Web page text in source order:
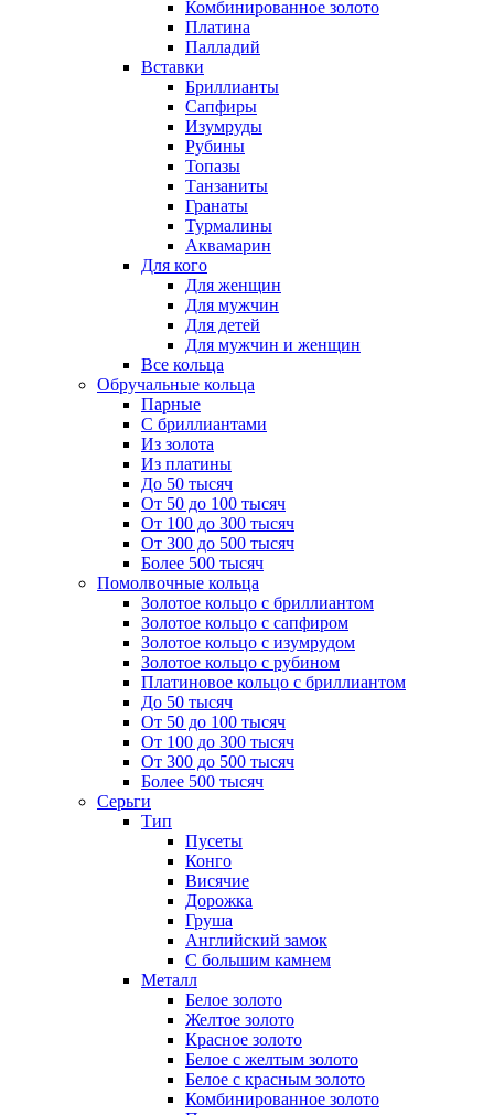
Комбинированное золото
Платина
Палладий
Вставки
Бриллианты
Сапфиры
Изумруды
Рубины
Топазы
Танзаниты
Гранаты
Турмалины
Аквамарин
Для кого
Для женщин
Для мужчин
Для детей
Для мужчин и женщин
Все кольца
Обручальные кольца
Парные
С бриллиантами
Из золота
Из платины
До 50 тысяч
От 50 до 100 тысяч
От 100 до 300 тысяч
От 300 до 500 тысяч
Более 500 тысяч
Помолвочные кольца
Золотое кольцо с бриллиантом
Золотое кольцо с сапфиром
Золотое кольцо с изумрудом
Золотое кольцо с рубином
Платиновое кольцо с бриллиантом
До 50 тысяч
От 50 до 100 тысяч
От 100 до 300 тысяч
От 300 до 500 тысяч
Более 500 тысяч
Серьги
Тип
Пусеты
Конго
Висячие
Дорожка
Груша
Английский замок
С большим камнем
Металл
Белое золото
Желтое золото
Красное золото
Белое с желтым золото
Белое с красным золото
Комбинированное золото